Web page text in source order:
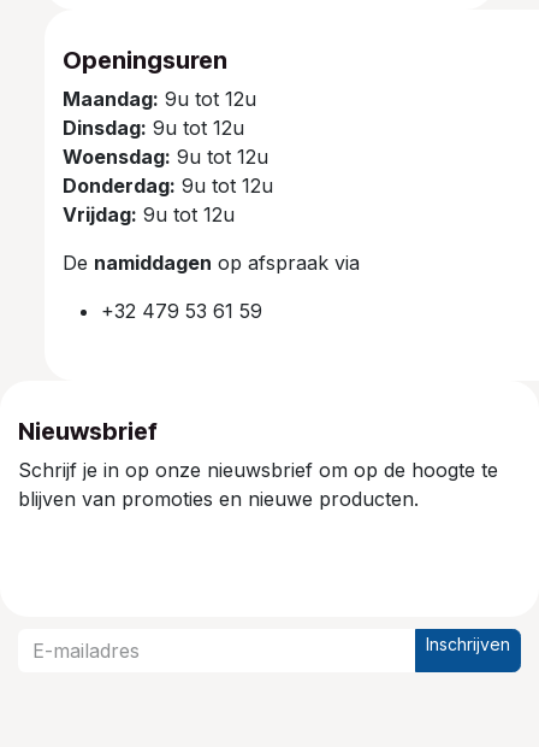
Openingsuren
Maandag: 9u tot 12u
Dinsdag: 9u tot 12u
Woensdag: 9u tot 12u
Donderdag: 9u tot 12u
Vrijdag: 9u tot 12u
De namiddagen op afspraak via
+32 479 53 61 59
Nieuwsbrief
Schrijf je in op onze nieuwsbrief om op de hoogte te
blijven van promoties en nieuwe producten.
Inschrijven